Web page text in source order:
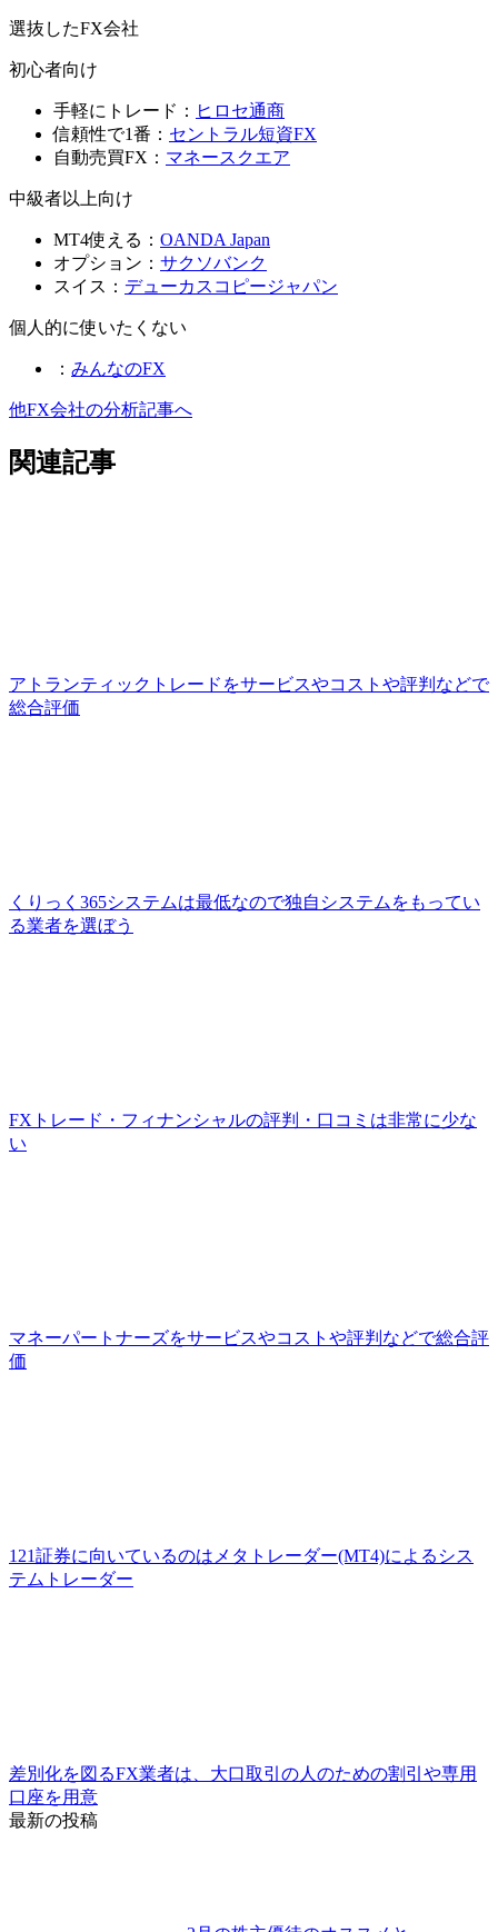
選抜したFX会社
初心者向け
手軽にトレード： ヒロセ通商
信頼性で1番： セントラル短資FX
自動売買FX： マネースクエア
中級者以上向け
MT4使える： OANDA Japan
オプション： サクソバンク
スイス： デューカスコピージャパン
個人的に使いたくない
： みんなのFX
他FX会社の分析記事へ
関連記事
アトランティックトレードをサービスやコストや評判などで
総合評価
くりっく365システムは最低なので独自システムをもってい
る業者を選ぼう
FXトレード・フィナンシャルの評判・口コミは非常に少な
い
マネーパートナーズをサービスやコストや評判などで総合評
価
121証券に向いているのはメタトレーダー(MT4)によるシス
テムトレーダー
差別化を図るFX業者は、大口取引の人のための割引や専用
口座を用意
最新の投稿